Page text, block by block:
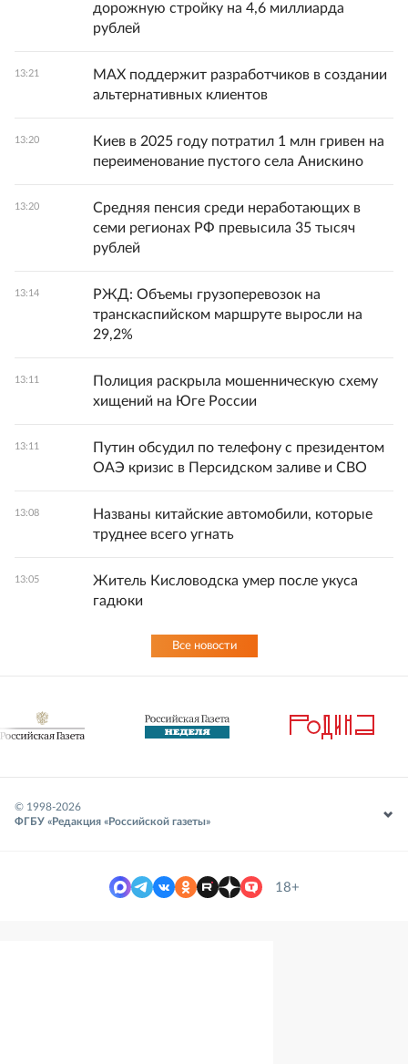
дорожную стройку на 4,6 миллиарда
рублей
13:21
MAX поддержит разработчиков в создании
альтернативных клиентов
13:20
Киев в 2025 году потратил 1 млн гривен на
переименование пустого села Анискино
13:20
Средняя пенсия среди неработающих в
семи регионах РФ превысила 35 тысяч
рублей
13:14
РЖД: Объемы грузоперевозок на
транскаспийском маршруте выросли на
29,2%
13:11
Полиция раскрыла мошенническую схему
хищений на Юге России
13:11
Путин обсудил по телефону с президентом
ОАЭ кризис в Персидском заливе и СВО
13:08
Названы китайские автомобили, которые
труднее всего угнать
13:05
Житель Кисловодска умер после укуса
гадюки
Все новости
© 1998-2026
ФГБУ «Редакция «Российской газеты»
18+